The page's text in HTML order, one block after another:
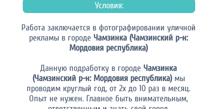
Условия:
Работа заключается в фотографировании уличной
рекламы в городе Чамзинка (Чамзинский р-н:
Мордовия республика)
Данную подработку в городе Чамзинка
(Чамзинский р-н: Мордовия республика)мы
проводим круглый год, от 2х до 10 раз в месяц.
Опыт не нужен. Главное быть внимательным,